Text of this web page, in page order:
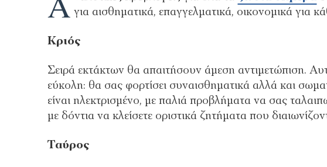
για αισθηματικά, επαγγελματικά, οικονομικά για
Κριός
Σειρά εκτάκτων θα απαιτήσουν άμεση αντιμετώπιση.
εύκολη: θα σας φορτίσει συναισθηματικά αλλά και
είναι ηλεκτρισμένο, με παλιά προβλήματα να σας
με δόντια να κλείσετε οριστικά ζητήματα που
Ταύρος